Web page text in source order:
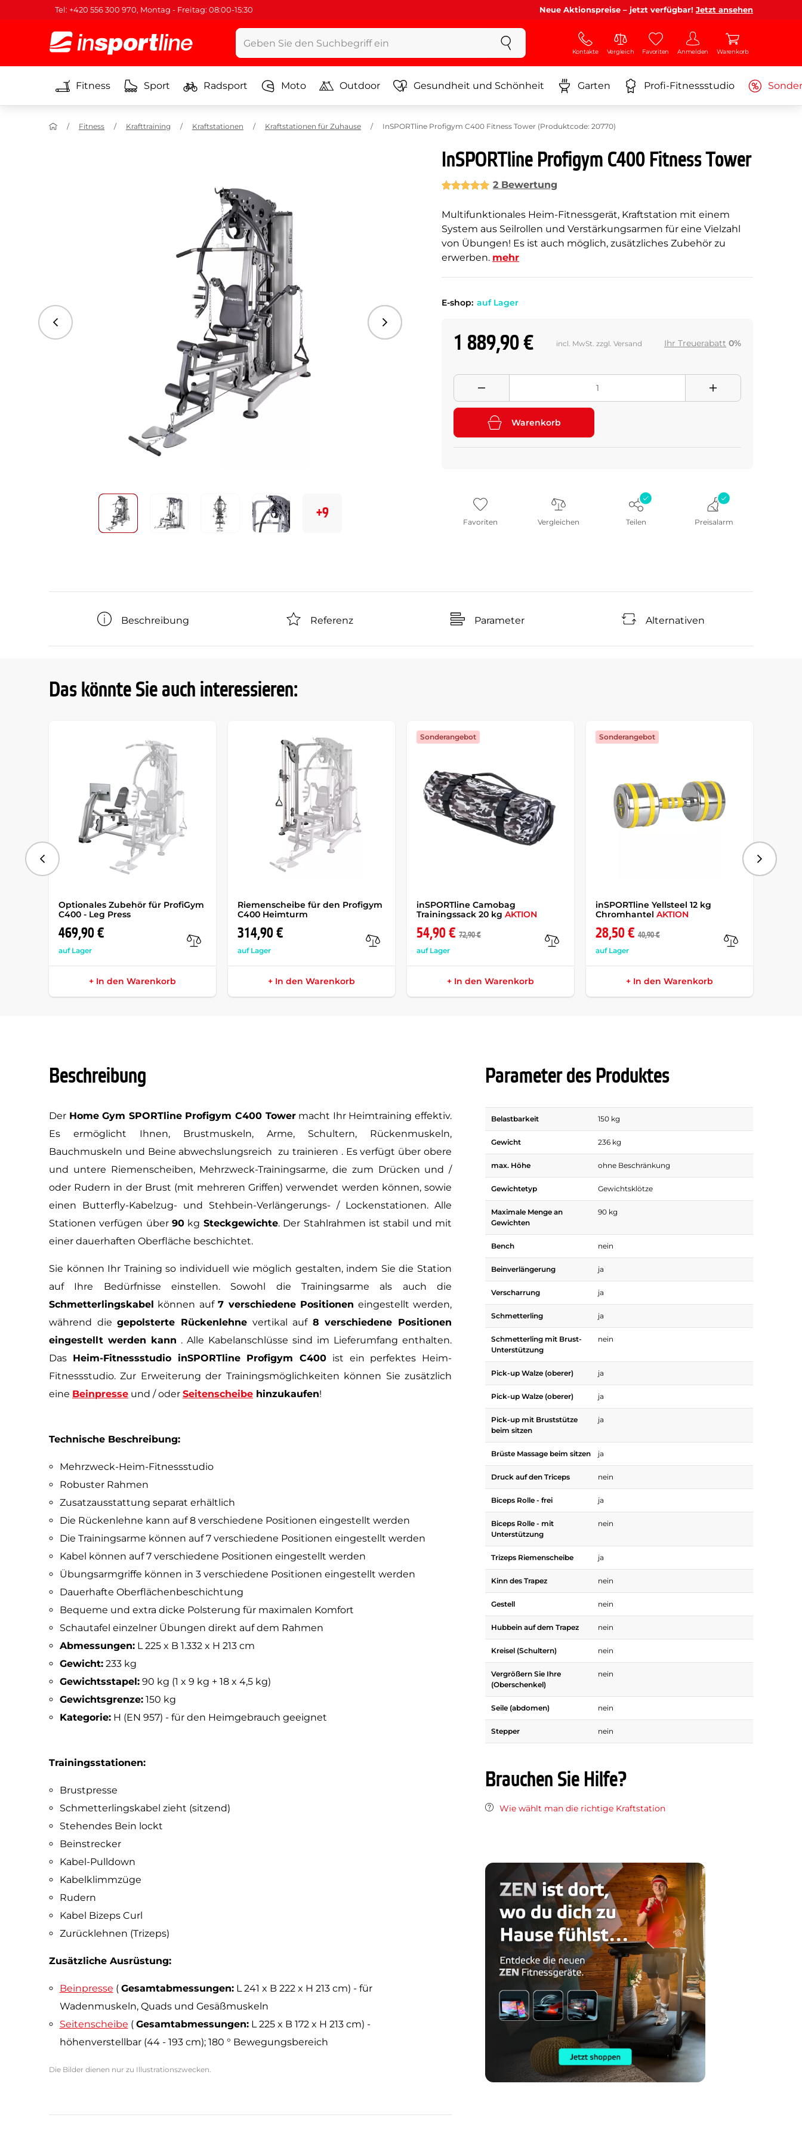
Tel: +420 556 300 970, Montag - Freitag: 08:00-15:30 Neue Aktionspreise – jetzt verfügbar! Jetzt ansehen
Kontakte Vergleich Favoriten Anmelden Warenkorb
Fitness Sport Radsport Moto Outdoor Gesundheit und Schönheit Garten Profi-Fitnessstudio
Fitness Krafttraining Kraftstationen Kraftstationen für Zuhause InSPORTline Profigym C400 Fitness Tower (Produktcode: 20770)
InSPORTline Profigym C400 Fitness Tower
2 Bewertung
Multifunktionales Heim-Fitnessgerät, Kraftstation mit einem
System aus Seilrollen und Verstärkungsarmen für eine Vielzahl
von Übungen! Es ist auch möglich, zusätzliches Zubehör zu
erwerben. mehr
vorhergehend Folgend
+9
E-shop: auf Lager
1 889,90 € incl. MwSt. zzgl. Versand Ihr Treuerabatt 0%
Warenkorb
Favoriten Vergleichen Teilen Preisalarm
Beschreibung Referenz Parameter Alternativen
Das könnte Sie auch interessieren:
Optionales Zubehör für ProfiGym
C400 - Leg Press
469,90 €
auf Lager
+ In den Warenkorb
Riemenscheibe für den Profigym
C400 Heimturm
314,90 €
auf Lager
+ In den Warenkorb
inSPORTline Camobag
Trainingssack 20 kg AKTION
54,90 € 72,90 €
auf Lager
Sonderangebot
+ In den Warenkorb
inSPORTline Yellsteel 12 kg
Chromhantel AKTION
28,50 € 40,90 €
auf Lager
Sonderangebot
+ In den Warenkorb
vorhergehend Folgend
Beschreibung
Der Home Gym SPORTline Profigym C400 Towermacht Ihr Heimtraining effektiv.
Es ermöglicht Ihnen, Brustmuskeln, Arme, Schultern, Rückenmuskeln,
Bauchmuskeln und Beine abwechslungsreich zu trainieren . Es verfügt über obere
und untere Riemenscheiben, Mehrzweck-Trainingsarme, die zum Drücken und /
oder Rudern in der Brust (mit mehreren Griffen) verwendet werden können, sowie
einen Butterfly-Kabelzug- und Stehbein-Verlängerungs- / Lockenstationen. Alle
Stationen verfügen über90 kg Steckgewichte. Der Stahlrahmen ist stabil und mit
einer dauerhaften Oberfläche beschichtet.
Sie können Ihr Training so individuell wie möglich gestalten, indem Sie die Station
auf Ihre Bedürfnisse einstellen. Sowohl die Trainingsarme als auch die
Schmetterlingskabel können auf7 verschiedene Positionen eingestellt werden,
während diegepolsterte Rückenlehnevertikal auf 8 verschiedene Positionen
eingestellt werden kann . Alle Kabelanschlüsse sind im Lieferumfang enthalten.
Das Heim-Fitnessstudio inSPORTline Profigym C400 ist ein perfektes Heim-
Fitnessstudio. Zur Erweiterung der Trainingsmöglichkeiten können Sie zusätzlich
eine Beinpresse und / oder Seitenscheibe hinzukaufen!
Technische Beschreibung:
Mehrzweck-Heim-Fitnessstudio
Robuster Rahmen
Zusatzausstattung separat erhältlich
Die Rückenlehne kann auf 8 verschiedene Positionen eingestellt werden
Die Trainingsarme können auf 7 verschiedene Positionen eingestellt werden
Kabel können auf 7 verschiedene Positionen eingestellt werden
Übungsarmgriffe können in 3 verschiedene Positionen eingestellt werden
Dauerhafte Oberflächenbeschichtung
Bequeme und extra dicke Polsterung für maximalen Komfort
Schautafel einzelner Übungen direkt auf dem Rahmen
Abmessungen:L 225 x B 1.332 x H 213 cm
Gewicht:233 kg
Gewichtsstapel:90 kg (1 x 9 kg + 18 x 4,5 kg)
Gewichtsgrenze:150 kg
Kategorie:H (EN 957) - für den Heimgebrauch geeignet
Trainingsstationen:
Brustpresse
Schmetterlingskabel zieht (sitzend)
Stehendes Bein lockt
Beinstrecker
Kabel-Pulldown
Kabelklimmzüge
Rudern
Kabel Bizeps Curl
Zurücklehnen (Trizeps)
Zusätzliche Ausrüstung:
Beinpresse ( Gesamtabmessungen:L 241 x B 222 x H 213 cm) - für
Wadenmuskeln, Quads und Gesäßmuskeln
Seitenscheibe ( Gesamtabmessungen:L 225 x B 172 x H 213 cm) -
höhenverstellbar (44 - 193 cm); 180 ° Bewegungsbereich
Die Bilder dienen nur zu Illustrationszwecken.
Parameter des Produktes
Belastbarkeit 150 kg
Gewicht 236 kg
max. Höhe ohne Beschränkung
Gewichtetyp Gewichtsklötze
Maximale Menge an
Gewichten
90 kg
Bench nein
Beinverlängerung ja
Verscharrung ja
Schmetterling ja
Schmetterling mit Brust-
Unterstützung
nein
Pick-up Walze (oberer) ja
Pick-up Walze (oberer) ja
Pick-up mit Bruststütze
beim sitzen
ja
Brüste Massage beim sitzen ja
Druck auf den Triceps nein
Biceps Rolle - frei ja
Biceps Rolle - mit
Unterstützung
nein
Trizeps Riemenscheibe ja
Kinn des Trapez nein
Gestell nein
Hubbein auf dem Trapez nein
Kreisel (Schultern) nein
Vergrößern Sie Ihre
(Oberschenkel)
nein
Seile (abdomen) nein
Stepper nein
Brauchen Sie Hilfe?
Wie wählt man die richtige Kraftstation